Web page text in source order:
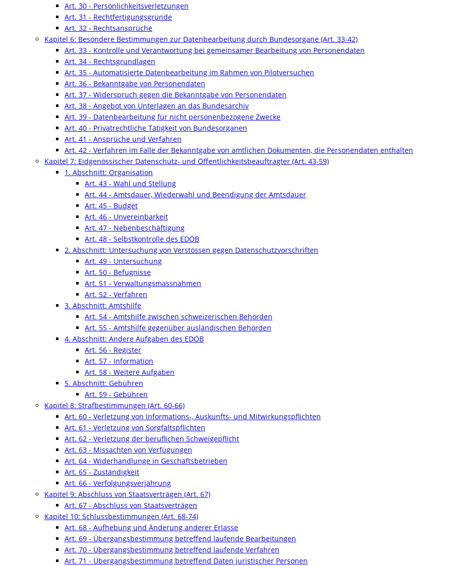
Art. 30 - Persönlichkeitsverletzungen
Art. 31 - Rechtfertigungsgründe
Art. 32 - Rechtsansprüche
Kapitel 6: Besondere Bestimmungen zur Datenbearbeitung durch Bundesorgane (Art. 33-42)
Art. 33 - Kontrolle und Verantwortung bei gemeinsamer Bearbeitung von Personendaten
Art. 34 - Rechtsgrundlagen
Art. 35 - Automatisierte Datenbearbeitung im Rahmen von Pilotversuchen
Art. 36 - Bekanntgabe von Personendaten
Art. 37 - Widerspruch gegen die Bekanntgabe von Personendaten
Art. 38 - Angebot von Unterlagen an das Bundesarchiv
Art. 39 - Datenbearbeitung für nicht personenbezogene Zwecke
Art. 40 - Privatrechtliche Tätigkeit von Bundesorganen
Art. 41 - Ansprüche und Verfahren
Art. 42 - Verfahren im Falle der Bekanntgabe von amtlichen Dokumenten, die Personendaten enthalten
Kapitel 7: Eidgenössischer Datenschutz- und Öffentlichkeitsbeauftragter (Art. 43-59)
1. Abschnitt: Organisation
Art. 43 - Wahl und Stellung
Art. 44 - Amtsdauer, Wiederwahl und Beendigung der Amtsdauer
Art. 45 - Budget
Art. 46 - Unvereinbarkeit
Art. 47 - Nebenbeschäftigung
Art. 48 - Selbstkontrolle des EDÖB
2. Abschnitt: Untersuchung von Verstössen gegen Datenschutzvorschriften
Art. 49 - Untersuchung
Art. 50 - Befugnisse
Art. 51 - Verwaltungsmassnahmen
Art. 52 - Verfahren
3. Abschnitt: Amtshilfe
Art. 54 - Amtshilfe zwischen schweizerischen Behörden
Art. 55 - Amtshilfe gegenüber ausländischen Behörden
4. Abschnitt: Andere Aufgaben des EDÖB
Art. 56 - Register
Art. 57 - Information
Art. 58 - Weitere Aufgaben
5. Abschnitt: Gebühren
Art. 59 - Gebühren
Kapitel 8: Strafbestimmungen (Art. 60-66)
Art. 60 - Verletzung von Informations-, Auskunfts- und Mitwirkungspflichten
Art. 61 - Verletzung von Sorgfaltspflichten
Art. 62 - Verletzung der beruflichen Schweigepflicht
Art. 63 - Missachten von Verfügungen
Art. 64 - Widerhandlunge in Geschäftsbetrieben
Art. 65 - Zuständigkeit
Art. 66 - Verfolgungsverjährung
Kapitel 9: Abschluss von Staatsverträgen (Art. 67)
Art. 67 - Abschluss von Staatsverträgen
Kapitel 10: Schlussbestimmungen (Art. 68-74)
Art. 68 - Aufhebung und Änderung anderer Erlasse
Art. 69 - Übergangsbestimmung betreffend laufende Bearbeitungen
Art. 70 - Übergangsbestimmung betreffend laufende Verfahren
Art. 71 - Übergangsbestimmung betreffend Daten juristischer Personen